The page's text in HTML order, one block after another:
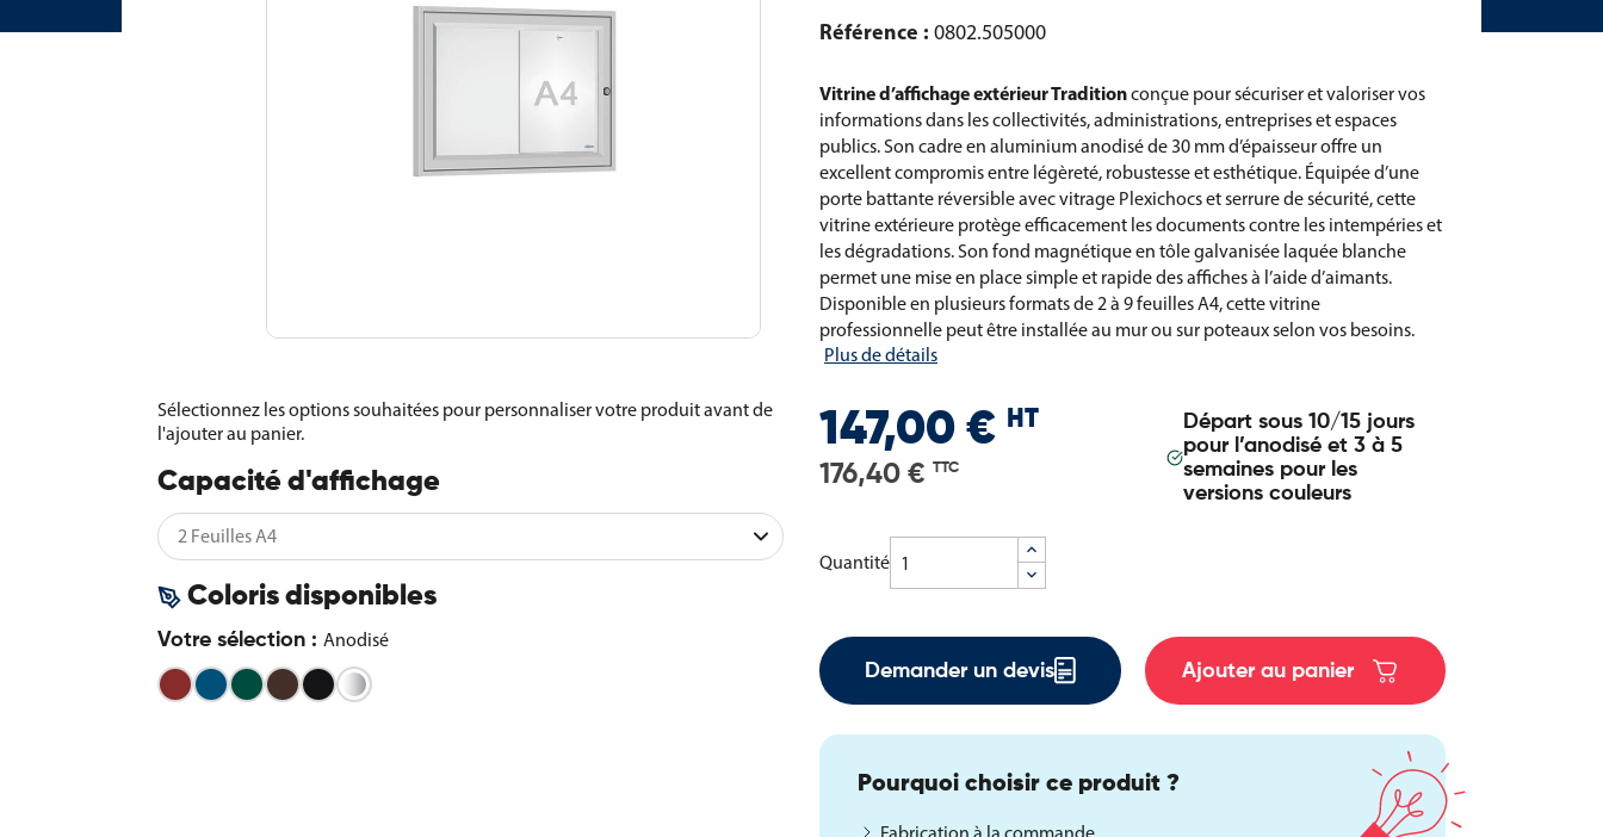
Sélectionnez les options souhaitées pour personnaliser votre produit avant de
l'ajouter au panier.
Capacité d'affichage
Coloris disponibles
Votre sélection : Anodisé
Bordeaux
-
Bleu
-
Vert
-
Marron
-
Noir
-
Référence : 0802.505000
Vitrine d’affichage extérieur Traditionconçue pour sécuriser et valoriser vos
informations dans les collectivités, administrations, entreprises et espaces
publics. Son cadre en aluminium anodisé de 30 mm d’épaisseur offre un
excellent compromis entre légèreté, robustesse et esthétique. Équipée d’une
porte battante réversible avec vitrage Plexichocs et serrure de sécurité, cette
vitrine extérieure protège efficacement les documents contre les intempéries et
les dégradations. Son fond magnétique en tôle galvanisée laquée blanche
permet une mise en place simple et rapide des affiches à l’aide d’aimants.
Disponible en plusieurs formats de 2 à 9 feuilles A4, cette vitrine
professionnelle peut être installée au mur ou sur poteaux selon vos besoins.
Plus de détails
147,00 € HT
176,40 € TTC
Départ sous 10/15 jours
pour l’anodisé et 3 à 5
semaines pour les
versions couleurs
Quantité
Demander un devis Ajouter au panier
Pourquoi choisir ce produit ?